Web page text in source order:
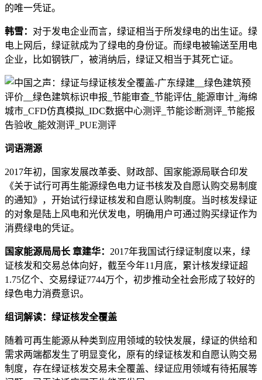
的唯一凭证。
韩雪： 对于发电企业而言，绿证相当于所发绿电的出生证。绿
电上网后，绿证就成为了绿电的身份证。而绿电被输送至用电
企业，比如钢铁厂，被消纳后，绿证又相当于其死亡证。
词语溯源
2017年初，国家发展改革委、财政部、国家能源局联合印发
《关于试行可再生能源绿色电力证书核发及自愿认购交易制度
的通知》，开始试行绿证核发和自愿认购制度。当时核发绿证
的对象是陆上风电和光伏发电，明确用户可通过购买绿证作为
消费绿电的凭证。
国家能源局局长 章建华： 2017年我国试行绿证制度以来，绿
证核发和交易总体向好，截至今年11月底，累计核发绿证超
1.75亿个、交易绿证7744万个，初步推动全社会形成了较好的
绿色电力消费意识。
组词解读：绿证核发全覆盖
随着可再生能源从种类到应用领域的较快发展，绿证的供给和
需求两端都发生了明显变化，原有的绿证核发和自愿认购交易
制度，存在绿证核发交易未全覆盖、绿证应用领域有待拓展等